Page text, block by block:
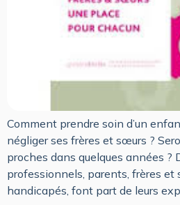
Comment prendre soin d’un
négliger ses frères et sœurs ?
proches dans quelques années ?
professionnels, parents, frères et
handicapés, font part de leurs